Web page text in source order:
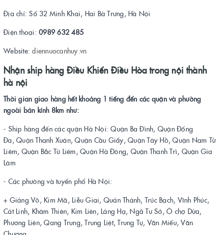
Địa chỉ: Số 32 Minh Khai, Hai Bà Trưng, Hà Nội
Điện thoại: 0989 632 485
Website:diennuocanhuy.vn
Nhận ship hàng Điều Khiển Điều Hòa trong nội thành
hà nội
Thời gian giao hàng hết khoảng 1 tiếng đến các quận và phường
ngoài bán kính 8km như:
- Ship hàng đến các quận Hà Nội: Quận Ba Đình, Quận Đống
Đa, Quận Thanh Xuân, Quận Cầu Giấy, Quận Tây Hồ, Quận Nam Từ
Liêm, Quận Bắc Từ Liêm, Quận Hà Đông, Quận Thanh Trì, Quận Gia
Lâm
- Các phường và tuyến phố Hà Nội:
+ Giảng Võ, Kim Mã, Liễu Giai, Quán Thánh, Trúc Bạch, Vĩnh Phúc,
Cát Linh, Khâm Thiên, Kim Liên, Láng Hạ, Ngã Tư Sở, Ô chợ Dừa,
Phương Liên, Qang Trung, Trung Liệt, Trung Tự, Văn Miếu, Văn